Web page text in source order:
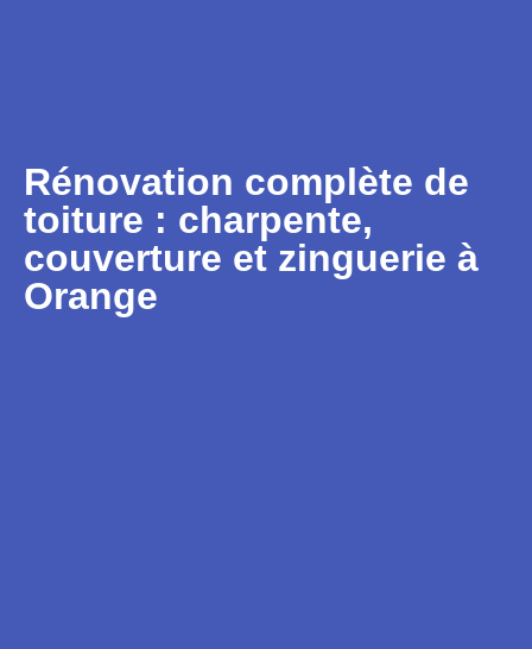
Rénovation complète de
toiture : charpente,
couverture et zinguerie à
Orange